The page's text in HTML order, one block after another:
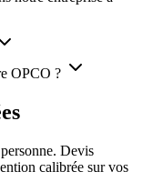
OPCO ?
Devis
calibrée sur vos